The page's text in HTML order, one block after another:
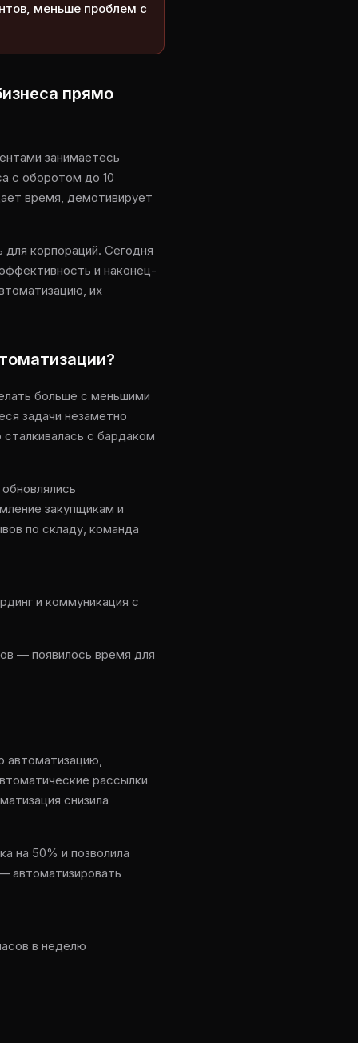
меньше проблем с
прямо
занимаетесь
с оборотом до 10
время, демотивирует
для корпораций. Сегодня
и наконец-
их
больше с меньшими
задачи незаметно
с бардаком
закупщикам и
по складу, команда
и коммуникация с
— появилось время для
автоматизацию,
рассылки
снизила
на 50% и позволила
автоматизировать
в неделю